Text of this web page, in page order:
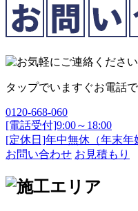
タップでいますぐお電話で
0120-668-060
[電話受付]9:00～18:00
[定休日]年中無休（年末年
お問い合わせ お見積もり